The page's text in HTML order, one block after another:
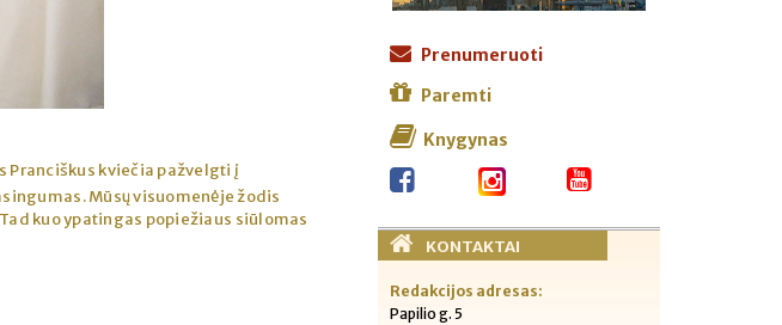
Pranciškus kviečia pažvelgti į
Mūsų visuomenėje žodis
kuo ypatingas popiežiaus siūlomas
Prenumeruoti
Paremti
Knygynas
KONTAKTAI
Redakcijos adresas:
Papilio g. 5